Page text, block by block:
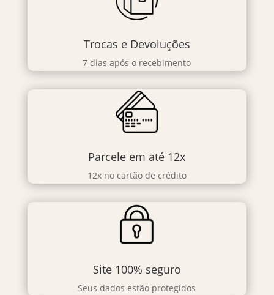
Trocas e Devoluções
7 dias após o recebimento
Parcele em até 12x
12x no cartão de crédito
Site 100% seguro
Seus dados estão protegidos